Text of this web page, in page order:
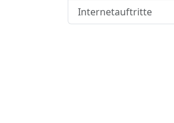
Internetauftritte